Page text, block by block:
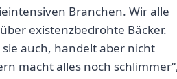
Branchen. Wir alle
existenzbedrohte Bäcker.
auch, handelt aber nicht
macht alles noch